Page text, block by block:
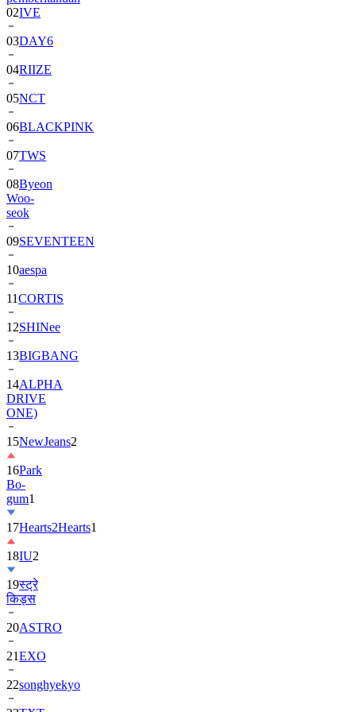
02IVE
03DAY6
04RIIZE
05NCT
06BLACKPINK
07TWS
08Byeon
Woo-
seok
09SEVENTEEN
10aespa
11CORTIS
12SHINee
13BIGBANG
14ALPHA
DRIVE
ONE)
15NewJeans2
16Park
Bo-
gum1
17Hearts2Hearts1
18IU2
19स्ट्रे
किड्स
20ASTRO
21EXO
22songhyekyo